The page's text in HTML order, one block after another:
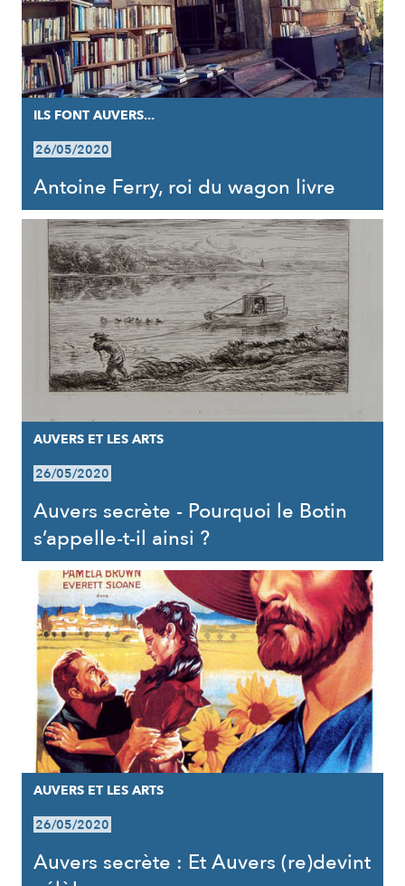
ILS FONT AUVERS...
26/05/2020
Antoine Ferry, roi du wagon livre
AUVERS ET LES ARTS
26/05/2020
Auvers secrète - Pourquoi le Botin
s’appelle-t-il ainsi ?
AUVERS ET LES ARTS
26/05/2020
Auvers secrète : Et Auvers (re)devint